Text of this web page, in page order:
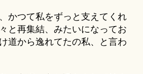
かつて私をずっと支えてくれ
と再集結、みたいになってお
道から逸れてたの私、と言わ